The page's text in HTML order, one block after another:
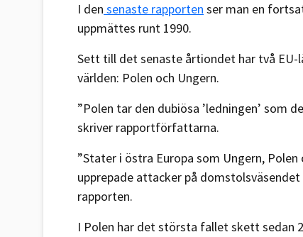
I den senaste rapporten ser man en
uppmättes runt 1990.
Sett till det senaste årtiondet har två
världen: Polen och Ungern.
”Polen tar den dubiösa ’ledningen’ som
skriver rapportförfattarna.
”Stater i östra Europa som Ungern,
upprepade attacker på
rapporten.
I Polen har det största fallet skett sedan